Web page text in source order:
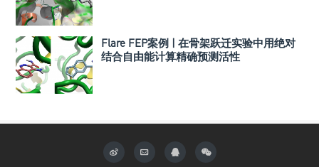
Flare FEP案例 | 在骨架跃迁实验中用绝对
结合自由能计算精确预测活性